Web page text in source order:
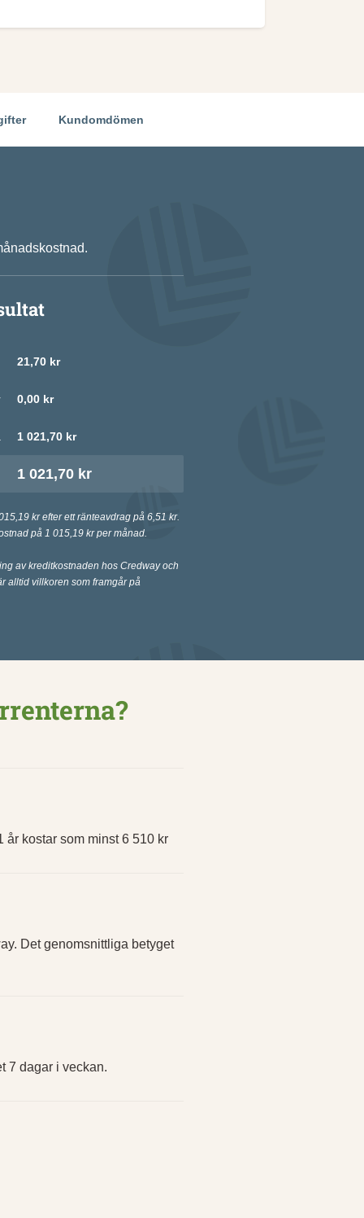
Kundomdömen
21,70 kr
0,00 kr
1 021,70 kr
1 021,70 kr
kr efter ett ränteavdrag på 6,51 kr.
på 1 015,19 kr per månad.
av kreditkostnaden hos Credway och
alltid villkoren som framgår på
år kostar som minst 6 510 kr
Det genomsnittliga betyget
7 dagar i veckan.